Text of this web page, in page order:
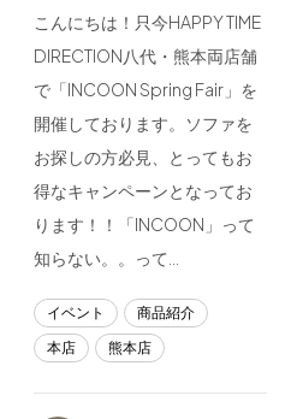
こんにちは！只今HAPPY TIME
DIRECTION八代・熊本両店舗
で「INCOON Spring Fair」を
開催しております。ソファを
お探しの方必見、とってもお
得なキャンペーンとなってお
ります！！「INCOON」って
知らない。。って…
イベント
商品紹介
本店
熊本店